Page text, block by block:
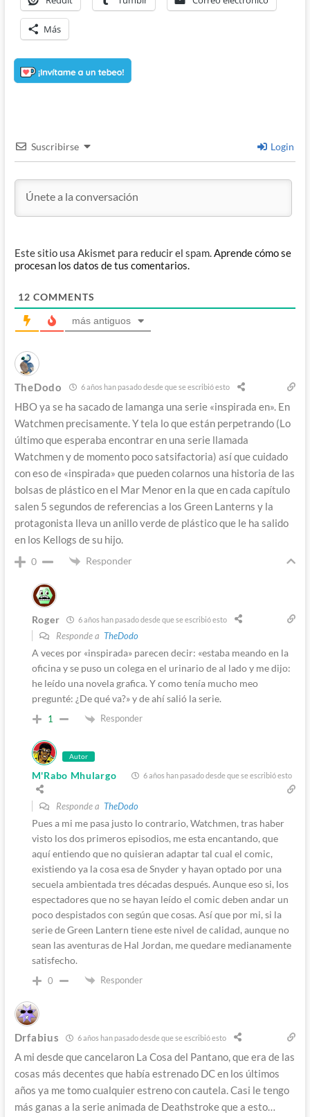
Más
Suscribirse Login
Este sitio usa Akismet para reducir el spam. Aprende cómo se
procesan los datos de tus comentarios.
12 COMMENTS
más antiguos
TheDodo 6 años han pasado desde que se escribió esto
HBO ya se ha sacado de lamanga una serie «inspirada en». En
Watchmen precisamente. Y tela lo que están perpetrando (Lo
último que esperaba encontrar en una serie llamada
Watchmen y de momento poco satsifactoria) así que cuidado
con eso de «inspirada» que pueden colarnos una historia de las
bolsas de plástico en el Mar Menor en la que en cada capítulo
salen 5 segundos de referencias a los Green Lanterns y la
protagonista lleva un anillo verde de plástico que le ha salido
en los Kellogs de su hijo.
0 Responder
Roger 6 años han pasado desde que se escribió esto
Responde a TheDodo
A veces por «inspirada» parecen decir: «estaba meando en la
oficina y se puso un colega en el urinario de al lado y me dijo:
he leído una novela grafica. Y como tenía mucho meo
pregunté: ¿De qué va?» y de ahí salió la serie.
1 Responder
Autor
M'Rabo Mhulargo 6 años han pasado desde que se escribió esto
Responde a TheDodo
Pues a mi me pasa justo lo contrario, Watchmen, tras haber
visto los dos primeros episodios, me esta encantando, que
aquí entiendo que no quisieran adaptar tal cual el comic,
existiendo ya la cosa esa de Snyder y hayan optado por una
secuela ambientada tres décadas después. Aunque eso si, los
espectadores que no se hayan leído el comic deben andar un
poco despistados con según que cosas. Así que por mi, si la
serie de Green Lantern tiene este nivel de calidad, aunque no
sean las aventuras de Hal Jordan, me quedare medianamente
satisfecho.
0 Responder
Drfabius 6 años han pasado desde que se escribió esto
A mi desde que cancelaron La Cosa del Pantano, que era de las
cosas más decentes que había estrenado DC en los últimos
años ya me tomo cualquier estreno con cautela. Casi le tengo
más ganas a la serie animada de Deathstroke que a esto…